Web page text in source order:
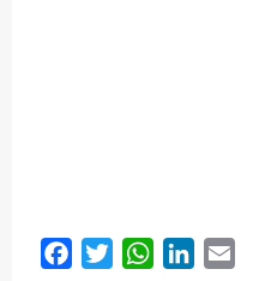
FacebookTwitterWhatsAppLinkedIn